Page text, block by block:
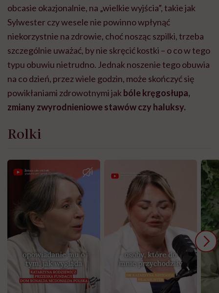
obcasie okazjonalnie, na „wielkie wyjścia”, takie jak
Sylwester czy wesele nie powinno wpłynąć
niekorzystnie na zdrowie, choć nosząc szpilki, trzeba
szczególnie uważać, by nie skręcić kostki – o co w tego
typu obuwiu nietrudno. Jednak noszenie tego obuwia
na co dzień, przez wiele godzin, może skończyć się
powikłaniami zdrowotnymi jak bóle kręgosłupa,
zmiany zwyrodnieniowe stawów czy haluksy.
Rolki